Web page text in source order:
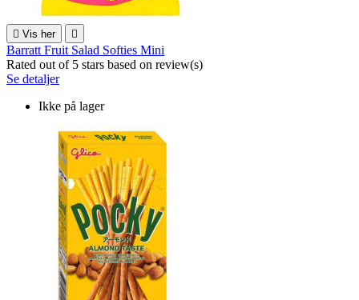
 Vis her 
Barratt Fruit Salad Softies Mini
Rated out of 5 stars based on review(s)
Se detaljer
Ikke på lager